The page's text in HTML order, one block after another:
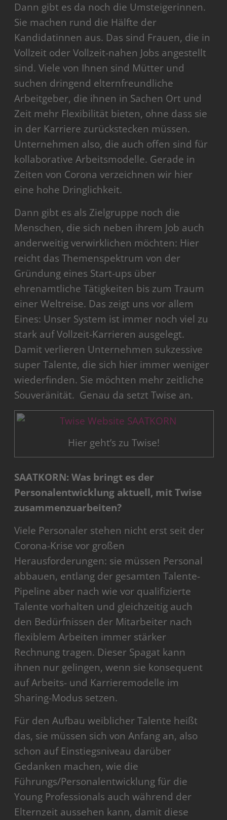
Dann gibt es da noch die Umsteigerinnen.
Sie machen rund die Hälfte der
Kandidatinnen aus. Das sind Frauen, die in
Vollzeit oder Vollzeit-nahen Jobs angestellt
sind. Viele von Ihnen sind Mütter und
suchen dringend elternfreundliche
Arbeitgeber, die ihnen in Sachen Ort und
Zeit mehr Flexibilität bieten, ohne dass sie
in der Karriere zurückstecken müssen.
Unternehmen also, die auch offen sind für
kollaborative Arbeitsmodelle. Gerade in
Zeiten von Corona verzeichnen wir hier
eine hohe Dringlichkeit.
Dann gibt es als Zielgruppe noch die
Menschen, die sich neben ihrem Job auch
anderweitig verwirklichen möchten: Hier
reicht das Themenspektrum von der
Gründung eines Start-ups über
ehrenamtliche Tätigkeiten bis zum Traum
einer Weltreise. Das zeigt uns vor allem
Eines: Unser System ist immer noch viel zu
stark auf Vollzeit-Karrieren ausgelegt.
Damit verlieren Unternehmen sukzessive
super Talente, die sich hier immer weniger
wiederfinden. Sie möchten mehr zeitliche
Souveränität. Genau da setzt Twise an.
Hier geht’s zu Twise!
SAATKORN: Was bringt es der
Personalentwicklung aktuell, mit Twise
zusammenzuarbeiten?
Viele Personaler stehen nicht erst seit der
Corona-Krise vor großen
Herausforderungen: sie müssen Personal
abbauen, entlang der gesamten Talente-
Pipeline aber nach wie vor qualifizierte
Talente vorhalten und gleichzeitig auch
den Bedürfnissen der Mitarbeiter nach
flexiblem Arbeiten immer stärker
Rechnung tragen. Dieser Spagat kann
ihnen nur gelingen, wenn sie konsequent
auf Arbeits- und Karrieremodelle im
Sharing-Modus setzen.
Für den Aufbau weiblicher Talente heißt
das, sie müssen sich von Anfang an, also
schon auf Einstiegsniveau darüber
Gedanken machen, wie die
Führungs/Personalentwicklung für die
Young Professionals auch während der
Elternzeit aussehen kann, damit diese